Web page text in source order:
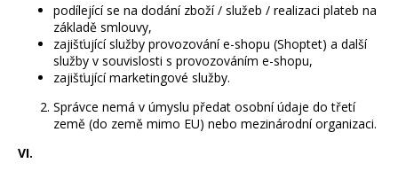
podílející se na dodání zboží / služeb / realizaci plateb na
základě smlouvy,
zajišťující služby provozování e-shopu (Shoptet) a další
služby v souvislosti s provozováním e-shopu,
zajišťující marketingové služby.
Správce nemá v úmyslu předat osobní údaje do třetí
země (do země mimo EU) nebo mezinárodní organizaci.
VI.